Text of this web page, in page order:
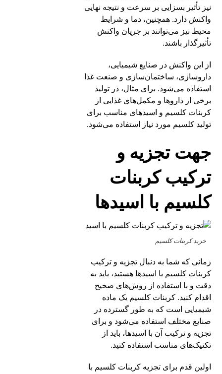
نیز تأثیر بسزایی بر سرعت و نتیجه نهایی
واکنش دارد. همچنین، دما و شرایط
محیط نیز می‌توانند بر جریان واکنش
تأثیرگذار باشند.
از این واکنش در صنایع شیمیایی،
داروسازی، ساختمان‌سازی و صنعت غذا
استفاده می‌شود. برای مثال، در تولید
برخی از داروها و مکمل‌های غذایی از
کربنات کلسیم و اسیدهای مناسب برای
تولید کلسیم مورد نیاز استفاده می‌شود.
جهت تجزیه و
ترکیب کربنات
کلسیم با اسیدها
خرید کربنات کلسیم
زمانی که شما به دنبال تجزیه و ترکیب
کربنات کلسیم با اسیدها هستید، باید به
دقت و با استفاده از روش‌های صحیح
اقدام کنید. کربنات کلسیم یک ماده
شیمیایی است که به طور گسترده در
صنایع مختلف استفاده می‌شود و برای
تجزیه و ترکیب آن با اسیدها، باید از
تکنیک‌های مناسب استفاده کنید.
اولین قدم برای تجزیه کربنات کلسیم با